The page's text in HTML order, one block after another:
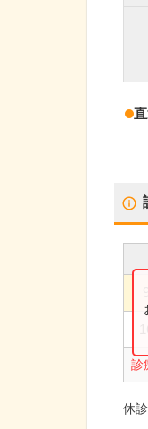
診
休